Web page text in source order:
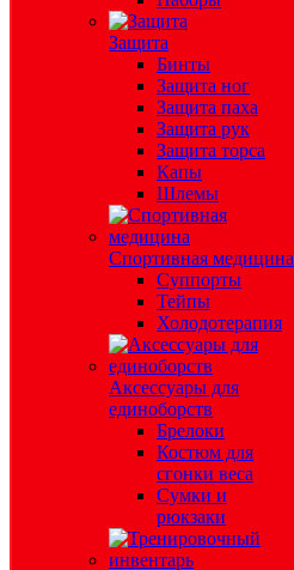
Защита
Бинты
Защита ног
Защита паха
Защита рук
Защита торса
Капы
Шлемы
Спортивная медицина
Суппорты
Тейпы
Холодотерапия
Аксессуары для
единоборств
Брелоки
Костюм для
сгонки веса
Сумки и
рюкзаки